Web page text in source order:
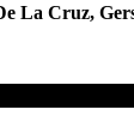
La Cruz,